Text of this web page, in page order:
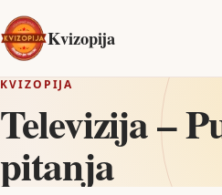
Kvizopija
KVIZOPIJA
Televizija –
pitanja